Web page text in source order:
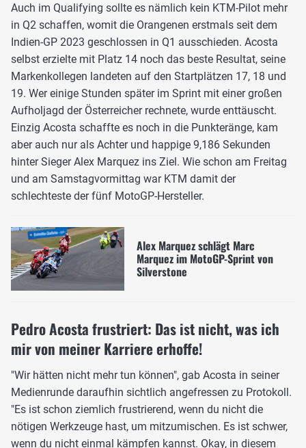
Auch im Qualifying sollte es nämlich kein KTM-Pilot mehr
in Q2 schaffen, womit die Orangenen erstmals seit dem
Indien-GP 2023 geschlossen in Q1 ausschieden. Acosta
selbst erzielte mit Platz 14 noch das beste Resultat, seine
Markenkollegen landeten auf den Startplätzen 17, 18 und
19. Wer einige Stunden später im Sprint mit einer großen
Aufholjagd der Österreicher rechnete, wurde enttäuscht.
Einzig Acosta schaffte es noch in die Punkteränge, kam
aber auch nur als Achter und happige 9,186 Sekunden
hinter Sieger Alex Marquez ins Ziel. Wie schon am Freitag
und am Samstagvormittag war KTM damit der
schlechteste der fünf MotoGP-Hersteller.
Alex Marquez schlägt Marc
Marquez im MotoGP-Sprint von
Silverstone
Pedro Acosta frustriert: Das ist nicht, was ich
mir von meiner Karriere erhoffe!
"Wir hätten nicht mehr tun können", gab Acosta in seiner
Medienrunde daraufhin sichtlich angefressen zu Protokoll.
"Es ist schon ziemlich frustrierend, wenn du nicht die
nötigen Werkzeuge hast, um mitzumischen. Es ist schwer,
wenn du nicht einmal kämpfen kannst. Okay, in diesem